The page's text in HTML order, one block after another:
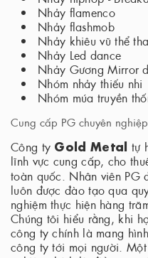
Nhảy flamenco
Nhảy flashmob
Nhảy khiêu vũ thể
Nhảy Led dance
Nhảy Gương Mirror
Nhóm nhảy thiếu nhi
Nhóm múa truyền
Cung cấp PG chuyên nghiệp
Công ty Gold Metal tự
lĩnh vực cung cấp, cho
toàn quốc. Nhân viên PG
luôn được đào tạo qua
nghiệm thực hiện hàng
Chúng tôi hiểu rằng, khi
công ty chính là mang
công ty tới mọi người.